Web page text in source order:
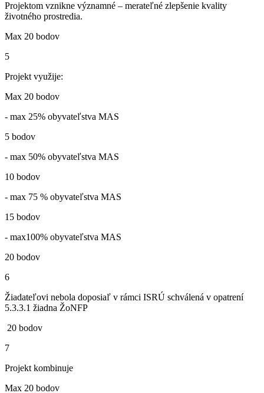
Projektom vznikne významné – merateľné zlepšenie kvality
životného prostredia.
Max 20 bodov
5
Projekt využije:
Max 20 bodov
- max 25% obyvateľstva MAS
5 bodov
- max 50% obyvateľstva MAS
10 bodov
- max 75 % obyvateľstva MAS
15 bodov
- max100% obyvateľstva MAS
20 bodov
6
Žiadateľovi nebola doposiaľ v rámci ISRÚ schválená v opatrení
5.3.3.1 žiadna ŽoNFP
20 bodov
7
Projekt kombinuje
Max 20 bodov